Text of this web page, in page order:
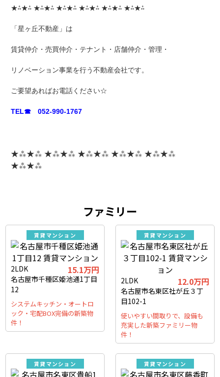
★⁂★⁂ ★⁂★⁂ ★⁂★⁂ ★⁂★⁂ ★⁂★⁂ ★⁂★⁂
「星ヶ丘不動産」は
賃貸仲介・売買仲介・テナント・店舗仲介・管理・
リノベーション事業を行う不動産会社です。
ご要望あればお電話ください☆
TEL☎ 052-990-1767
★⁂★⁂ ★⁂★⁂ ★⁂★⁂ ★⁂★⁂ ★⁂★⁂
★⁂★⁂
ファミリー
賃貸マンション
2LDK 15.1万円
名古屋市千種区姫池通1丁目
12
システムキッチン・オートロ
ック・宅配BOX完備の新築物
件！
賃貸マンション
2LDK 12.0万円
名古屋市名東区社が丘３丁
目102-1
使いやすい間取りで、設備も
充実した新築ファミリー物
件！
賃貸マンション 賃貸マンション